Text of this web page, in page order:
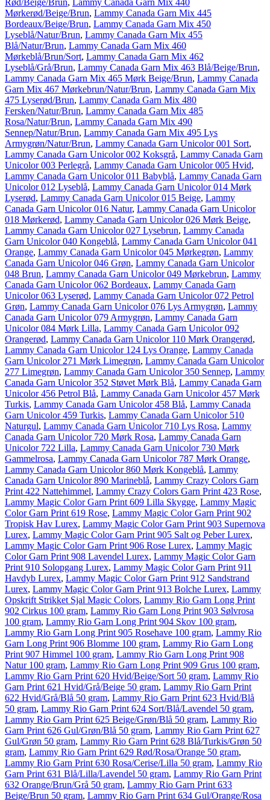
Rød/Beige/Brun, Lammy Canada Garn Mix 440
Mørkerød/Beige/Brun, Lammy Canada Garn Mix 445
Bordeaux/Beige/Brun, Lammy Canada Garn Mix 450
Lyseblå/Natur/Brun, Lammy Canada Garn Mix 455
Blå/Natur/Brun, Lammy Canada Garn Mix 460
Mørkeblå/Brun/Sort, Lammy Canada Garn Mix 462
Lyseblå/Grå/Brun, Lammy Canada Garn Mix 463 Blå/Beige/Brun,
Lammy Canada Garn Mix 465 Mørk Beige/Brun, Lammy Canada
Garn Mix 467 Mørkebrun/Natur/Brun, Lammy Canada Garn Mix
475 Lyserød/Brun, Lammy Canada Garn Mix 480
Fersken/Natur/Brun, Lammy Canada Garn Mix 485
Rosa/Natur/Brun, Lammy Canada Garn Mix 490
Sennep/Natur/Brun, Lammy Canada Garn Mix 495 Lys
Armygrøn/Natur/Brun, Lammy Canada Garn Unicolor 001 Sort,
Lammy Canada Garn Unicolor 002 Koksgrå, Lammy Canada Garn
Unicolor 003 Perlegrå, Lammy Canada Garn Unicolor 005 Hvid,
Lammy Canada Garn Unicolor 011 Babyblå, Lammy Canada Garn
Unicolor 012 Lyseblå, Lammy Canada Garn Unicolor 014 Mørk
Lyserød, Lammy Canada Garn Unicolor 015 Beige, Lammy
Canada Garn Unicolor 016 Natur, Lammy Canada Garn Unicolor
018 Mørkerød, Lammy Canada Garn Unicolor 026 Mørk Beige,
Lammy Canada Garn Unicolor 027 Lysebrun, Lammy Canada
Garn Unicolor 040 Kongeblå, Lammy Canada Garn Unicolor 041
Orange, Lammy Canada Garn Unicolor 045 Mørkegrøn, Lammy
Canada Garn Unicolor 046 Grøn, Lammy Canada Garn Unicolor
048 Brun, Lammy Canada Garn Unicolor 049 Mørkebrun, Lammy
Canada Garn Unicolor 062 Bordeaux, Lammy Canada Garn
Unicolor 063 Lyserød, Lammy Canada Garn Unicolor 072 Petrol
Grøn, Lammy Canada Garn Unicolor 076 Lys Armygrøn, Lammy
Canada Garn Unicolor 079 Armygrøn, Lammy Canada Garn
Unicolor 084 Mørk Lilla, Lammy Canada Garn Unicolor 092
Orangerød, Lammy Canada Garn Unicolor 110 Mørk Orangerød,
Lammy Canada Garn Unicolor 124 Lys Orange, Lammy Canada
Garn Unicolor 271 Mørk Limegrøn, Lammy Canada Garn Unicolor
277 Limegrøn, Lammy Canada Garn Unicolor 350 Sennep, Lammy
Canada Garn Unicolor 352 Støvet Mørk Blå, Lammy Canada Garn
Unicolor 456 Petrol Blå, Lammy Canada Garn Unicolor 457 Mørk
Turkis, Lammy Canada Garn Unicolor 458 Blå, Lammy Canada
Garn Unicolor 459 Turkis, Lammy Canada Garn Unicolor 510
Naturgul, Lammy Canada Garn Unicolor 710 Lys Rosa, Lammy
Canada Garn Unicolor 720 Mørk Rosa, Lammy Canada Garn
Unicolor 722 Lilla, Lammy Canada Garn Unicolor 730 Mørk
Gammelrosa, Lammy Canada Garn Unicolor 787 Mørk Orange,
Lammy Canada Garn Unicolor 860 Mørk Kongeblå, Lammy
Canada Garn Unicolor 890 Marineblå, Lammy Crazy Colors Garn
Print 422 Nattehimmel, Lammy Crazy Colors Garn Print 423 Rose,
Lammy Magic Color Garn Print 609 Lilla Skygge, Lammy Magic
Color Garn Print 619 Rose, Lammy Magic Color Garn Print 902
Tropisk Hav Lurex, Lammy Magic Color Garn Print 903 Supernova
Lurex, Lammy Magic Color Garn Print 905 Salt og Peber Lurex,
Lammy Magic Color Garn Print 906 Rose Lurex, Lammy Magic
Color Garn Print 908 Lavendel Lurex, Lammy Magic Color Garn
Print 910 Solopgang Lurex, Lammy Magic Color Garn Print 911
Havdyb Lurex, Lammy Magic Color Garn Print 912 Sandstrand
Lurex, Lammy Magic Color Garn Print 913 Bolche Lurex, Lammy
Opskrift Strikket Sjal Magic Colors, Lammy Rio Garn Long Print
902 Cirkus 100 gram, Lammy Rio Garn Long Print 903 Sølvrosa
100 gram, Lammy Rio Garn Long Print 904 Skov 100 gram,
Lammy Rio Garn Long Print 905 Rosehave 100 gram, Lammy Rio
Garn Long Print 906 Blomme 100 gram, Lammy Rio Garn Long
Print 907 Himmel 100 gram, Lammy Rio Garn Long Print 908
Natur 100 gram, Lammy Rio Garn Long Print 909 Grus 100 gram,
Lammy Rio Garn Print 620 Hvid/Beige/Sort 50 gram, Lammy Rio
Garn Print 621 Hvid/Grå/Beige 50 gram, Lammy Rio Garn Print
622 Hvid/Grå/Blå 50 gram, Lammy Rio Garn Print 623 Hvid/Blå
50 gram, Lammy Rio Garn Print 624 Sort/Blå/Lavendel 50 gram,
Lammy Rio Garn Print 625 Beige/Grøn/Blå 50 gram, Lammy Rio
Garn Print 626 Gul/Grøn/Blå 50 gram, Lammy Rio Garn Print 627
Gul/Grøn 50 gram, Lammy Rio Garn Print 628 Blå/Turkis/Grøn 50
gram, Lammy Rio Garn Print 629 Rød/Rosa/Orange 50 gram,
Lammy Rio Garn Print 630 Rosa/Cerise/Lilla 50 gram, Lammy Rio
Garn Print 631 Blå/Lilla/Lavendel 50 gram, Lammy Rio Garn Print
632 Orange/Brun/Grå 50 gram, Lammy Rio Garn Print 633
Beige/Brun 50 gram, Lammy Rio Garn Print 634 Gul/Orange/Rosa